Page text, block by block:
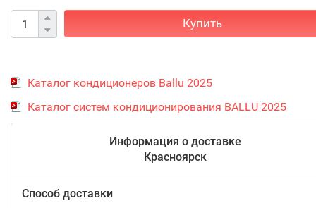
Купить
Каталог кондиционеров Ballu 2025
Каталог систем кондиционирования BALLU 2025
Информация о доставке
Красноярск
Способ доставки